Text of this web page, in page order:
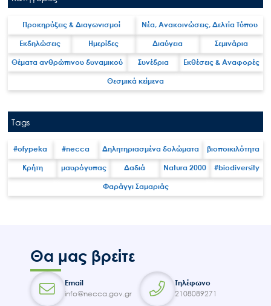
Search
Ο.ΦΥ.ΠΕ.Κ.Α.
Μ.Δ.Π.Π.
Έργα
Εισιτήρια
Προκηρύξεις & Διαγωνισμοί Νέα, Ανακοινώσεις, Δελτία Τύπου
Εκδηλώσεις Ημερίδες Διαύγεια Σεμινάρια
Θέματα ανθρώπινου δυναμικού Συνέδρια Εκθέσεις & Αναφορές
Θεσμικά κείμενα
Tags
#ofypeka #necca Δηλητηριασμένα δολώματα βιοποικιλότητα
Κρήτη μαυρόγυπας Δαδιά Natura 2000 #biodiversity
Φαράγγι Σαμαριάς
Θα μας βρείτε
Email
info@necca.gov.gr
Τηλέφωνο
2108089271